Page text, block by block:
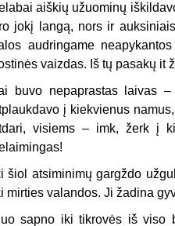
aiškių užuominų
jokį langą, nors ir
audringame
vaizdas. Iš tų pasakų it
buvo nepaprastas laivas
į kiekvienus
visiems – imk, žerk į
šiol atsiminimų gargždo
mirties valandos. Ji žadina
sapno iki tikrovės iš viso